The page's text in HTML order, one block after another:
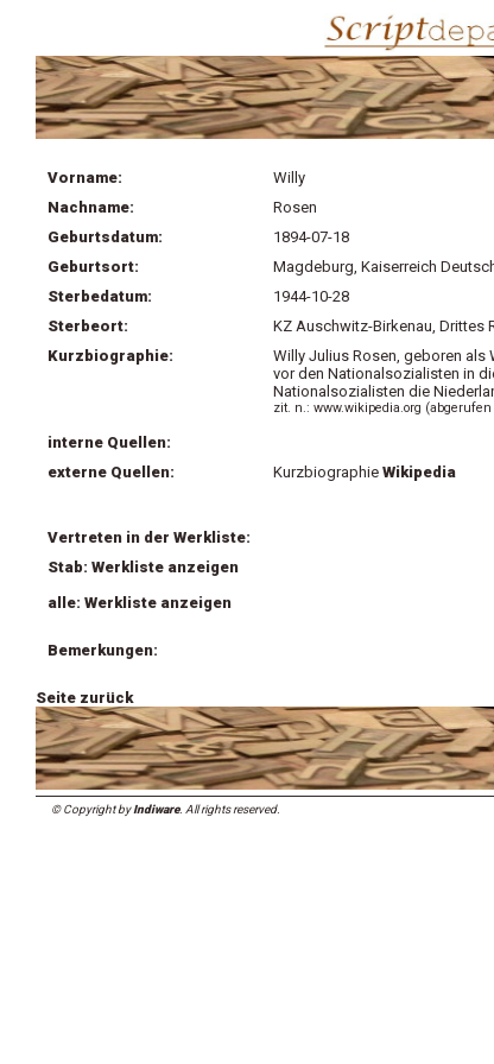
Vorname:
Willy
Nachname:
Rosen
Geburtsdatum:
1894-07-18
Geburtsort:
Magdeburg, Kaiserreich
Sterbedatum:
1944-10-28
Sterbeort:
KZ Auschwitz-Birkenau, Drittes
Kurzbiographie:
Willy Julius Rosen, geboren als
vor den Nationalsozialisten in
Nationalsozialisten die
zit. n.: www.wikipedia.org
interne Quellen:
externe Quellen:
Kurzbiographie Wikipedia
Vertreten in der Werkliste:
Stab: Werkliste anzeigen
alle: Werkliste anzeigen
Bemerkungen:
Seite zurück
© Copyright byIndiware. All rights reserved.